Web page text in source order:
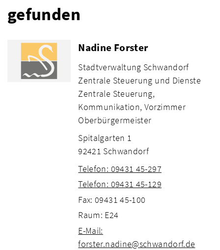
gefunden
Nadine Forster
Stadtverwaltung Schwandorf
Zentrale Steuerung und Dienste
Zentrale Steuerung,
Kommunikation, Vorzimmer
Oberbürgermeister
Spitalgarten 1
92421 Schwandorf
Telefon: 09431 45-297
Telefon: 09431 45-129
Fax: 09431 45-100
Raum: E24
E-Mail:
forster.nadine@schwandorf.de